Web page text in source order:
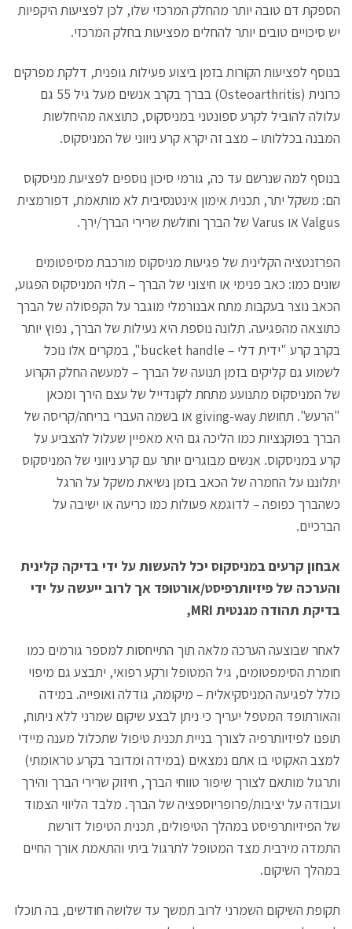
הספקת דם טובה יותר מהחלק המרכזי שלו, לכן לפציעות היקפיות
יש סיכויים טובים יותר להחלים מפציעות בחלק המרכזי.
בנוסף לפציעות הקורות בזמן ביצוע פעילות גופנית, דלקת מפרקים
כרונית (Osteoarthritis) בברך בקרב אנשים מעל גיל 55 גם
עלולה להוביל לקרע ספונטני במניסקוס, כתוצאה מהיחלשות
המבנה בכללותו – מצב זה יקרא קרע ניווני של המניסקוס.
בנוסף למה שנרשם עד כה, גורמי סיכון נוספים לפציעת מניסקוס
הם: משקל יתר, תכנית אימון אינטנסיבית לא מותאמת, דפורמצית
Valgus או Varus של הברך וחולשת שרירי הברך/ירך.
הפרזנטציה הקלינית של פגיעות מניסקוס מורכבת מסיפטומים
שונים כמו: כאב פנימי או חיצוני של הברך – תלוי המניסקוס הפגוע,
הכאב נוצר בעקבות מתח אבנורמלי מוגבר על הקפסולה של הברך
כתוצאה מהפגיעה. תלונה נוספת היא נעילות של הברך, נפוץ יותר
בקרב קרע "ידית דלי – bucket handle", במקרים אלו נוכל
לשמוע גם קליקים בזמן תנועה של הברך – למעשה החלק הקרוע
של המניסקוס מתנועע מתחת לקונדייל של עצם הירך ומכאן
"הרעש". תחושת giving-way או בשמה העברי בריחה/קריסה של
הברך בפוקנציות כמו הליכה גם היא מאפיין שעלול להצביע על
קרע במניסקוס. אנשים מבוגרים יותר עם קרע ניווני של המניסקוס
יתלוננו על החמרה של הכאב בזמן נשיאת משקל על הרגל
כשהברך כפופה – לדוגמא פעולות כמו כריעה או ישיבה על
הברכיים.
אבחון קרעים במניסקוס יכל להעשות על ידי בדיקה קלינית
והערכה של פיזיותרפיסט/אורטופד אך לרוב ייעשה על ידי
בדיקת תהודה מגנטית MRI,
לאחר שבוצעה הערכה מלאה תוך התייחסות למספר גורמים כמו
חומרת הסימפטומים, גיל המטופל ורקע רפואי, יתבצע גם מיפוי
כולל לפגיעה המניסקיאלית – מיקומה, גודלה ואופייה. במידה
והאורתופד המטפל יעריך כי ניתן לבצע שיקום שמרני ללא ניתוח,
תופנו לפיזיותרפיה לצורך בניית תכנית טיפול שתכלול מענה מיידי
למצב האקוטי בו אתם נמצאים (במידה ומדובר בקרע טראומתי)
ותרגול מותאם לצורך שיפור טווחי הברך, חיזוק שרירי הברך והירך
ועבודה על יציבות/פרופריוספציה של הברך. מלבד הליווי הצמוד
של הפיזיותרפיסט במהלך הטיפולים, תכנית הטיפול דורשת
התמדה מירבית מצד המטופל לתרגול ביתי והתאמת אורך החיים
במהלך השיקום.
תקופת השיקום השמרני לרוב תמשך עד שלושה חודשים, בה תוכלו